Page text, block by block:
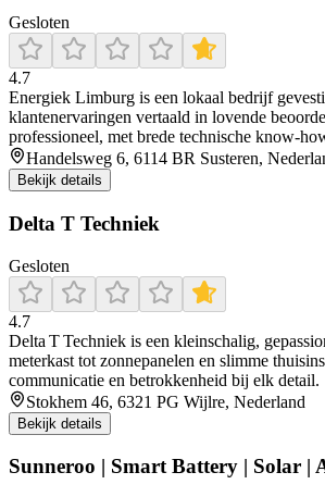
Gesloten
4.7
Energiek Limburg is een lokaal bedrijf
klantenervaringen vertaald in lovende
professioneel, met brede technische know-
Handelsweg 6, 6114 BR Susteren,
Bekijk details
Delta T Techniek
Gesloten
4.7
Delta T Techniek is een kleinschalig,
meterkast tot zonnepanelen en slimme
communicatie en betrokkenheid bij elk detail.
Stokhem 46, 6321 PG Wijlre, Nederland
Bekijk details
Sunneroo | Smart Battery | Solar |